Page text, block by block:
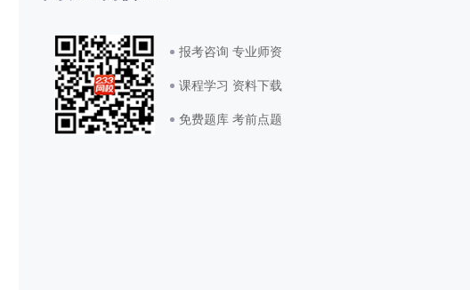
报考咨询 专业师资
课程学习 资料下载
免费题库 考前点题